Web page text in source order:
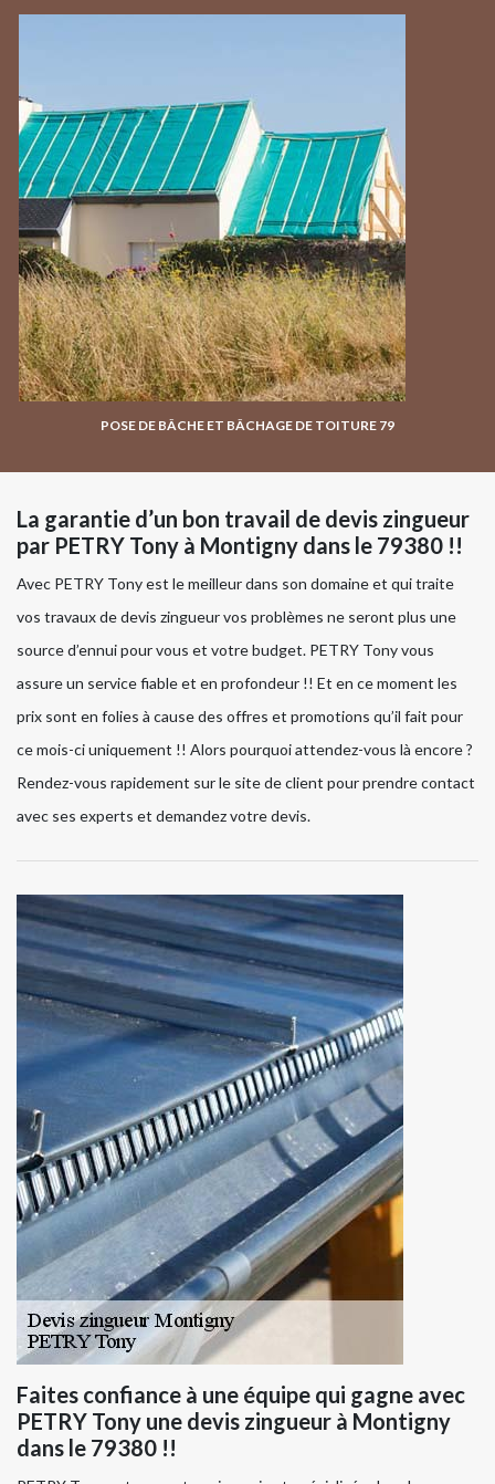
POSE DE BÂCHE ET BÂCHAGE DE TOITURE 79
La garantie d’un bon travail de devis zingueur
par PETRY Tony à Montigny dans le 79380 !!
Avec PETRY Tony est le meilleur dans son domaine et qui traite
vos travaux de devis zingueur vos problèmes ne seront plus une
source d’ennui pour vous et votre budget. PETRY Tony vous
assure un service fiable et en profondeur !! Et en ce moment les
prix sont en folies à cause des offres et promotions qu’il fait pour
ce mois-ci uniquement !! Alors pourquoi attendez-vous là encore ?
Rendez-vous rapidement sur le site de client pour prendre contact
avec ses experts et demandez votre devis.
Faites confiance à une équipe qui gagne avec
PETRY Tony une devis zingueur à Montigny
dans le 79380 !!